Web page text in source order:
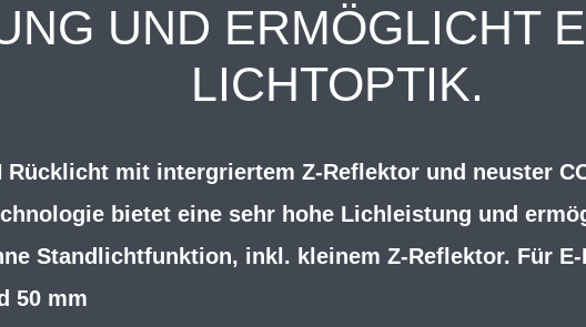
UND ERMÖGLICHT
LICHTOPTIK.
Rücklicht mit intergriertem Z-Reflektor und neuster
bietet eine sehr hohe Lichleistung und
Standlichtfunktion, inkl. kleinem Z-Reflektor. Für E-
50 mm